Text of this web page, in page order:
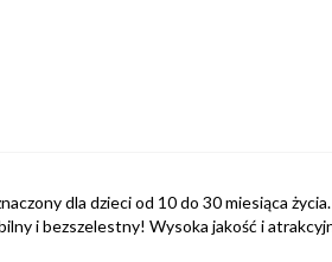
dla dzieci od 10 do 30 miesiąca
i bezszelestny! Wysoka jakość i